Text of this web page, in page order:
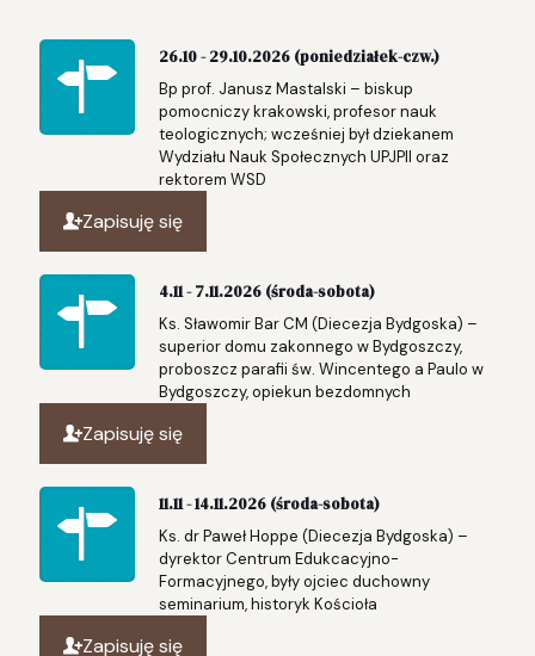
26.10 - 29.10.2026 (poniedziałek-czw.)
Bp prof. Janusz Mastalski – biskup
pomocniczy krakowski, profesor nauk
teologicznych; wcześniej był dziekanem
Wydziału Nauk Społecznych UPJPII oraz
rektorem WSD
Zapisuję się
4.11 - 7.11.2026 (środa-sobota)
Ks. Sławomir Bar CM (Diecezja Bydgoska) –
superior domu zakonnego w Bydgoszczy,
proboszcz parafii św. Wincentego a Paulo w
Bydgoszczy, opiekun bezdomnych
Zapisuję się
11.11 - 14.11.2026 (środa-sobota)
Ks. dr Paweł Hoppe (Diecezja Bydgoska) –
dyrektor Centrum Edukcacyjno-
Formacyjnego, były ojciec duchowny
seminarium, historyk Kościoła
Zapisuję się